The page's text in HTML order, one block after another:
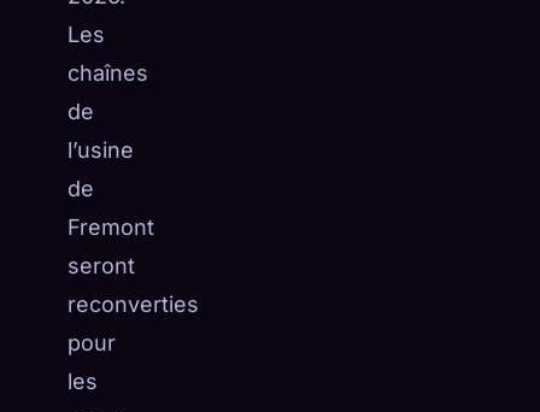
Les
chaînes
de
l’usine
de
Fremont
seront
reconverties
pour
les